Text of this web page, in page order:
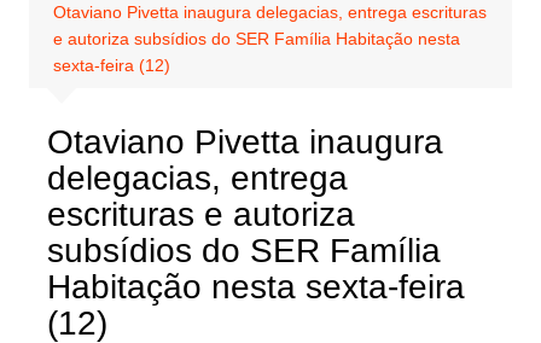
Otaviano Pivetta inaugura delegacias, entrega escrituras
e autoriza subsídios do SER Família Habitação nesta
sexta-feira (12)
Otaviano Pivetta inaugura
delegacias, entrega
escrituras e autoriza
subsídios do SER Família
Habitação nesta sexta-feira
(12)